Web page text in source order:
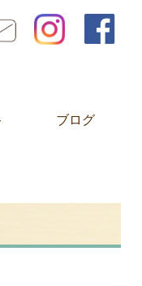
ブログ